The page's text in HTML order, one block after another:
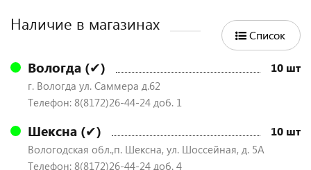
Наличие в магазинах
Список
Вологда (✔) 10 шт
г. Вологда ул. Саммера д.62
Телефон: 8(8172)26-44-24 доб. 1
Шексна (✔) 10 шт
Вологодская обл.,п. Шексна, ул. Шоссейная, д. 5А
Телефон: 8(8172)26-44-24 доб. 4